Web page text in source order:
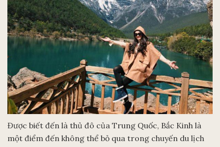
Được biết đến là thủ đô của Trung Quốc, Bắc Kinh là
một điểm đến không thể bỏ qua trong chuyến du lịch